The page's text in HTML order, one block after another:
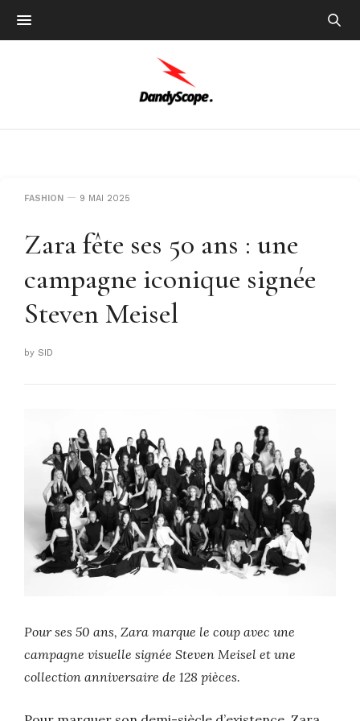
FASHION 9 MAI 2025
Zara fête ses 50 ans : une
campagne iconique signée
Steven Meisel
by SID
Pour ses 50 ans, Zara marque le coup avec une
campagne visuelle signée Steven Meisel et une
collection anniversaire de 128 pièces.